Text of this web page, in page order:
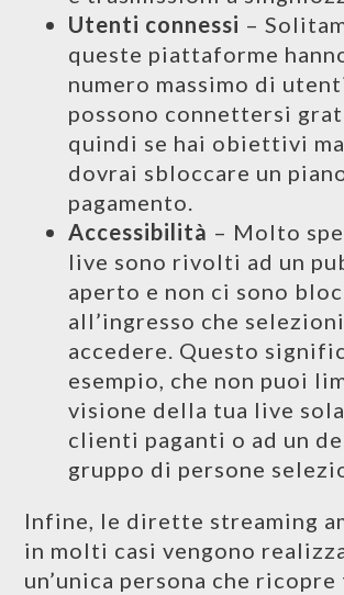
Utenti connessi –
queste piattaforme
numero massimo di
possono connettersi
quindi se hai obiettivi
dovrai sbloccare un
pagamento.
Accessibilità – Molto
live sono rivolti ad un
aperto e non ci sono
all’ingresso che
accedere. Questo
esempio, che non puoi
visione della tua live
clienti paganti o ad un
gruppo di persone
Infine, le dirette streaming
in molti casi vengono
un’unica persona che